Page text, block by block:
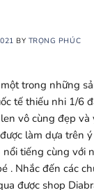
BY TRỌNG PHÚC
trong những
tế thiếu nhi 1/6
vô cùng đẹp
làm dựa trên
tiếng cùng với
. Nhắc đến các
được shop